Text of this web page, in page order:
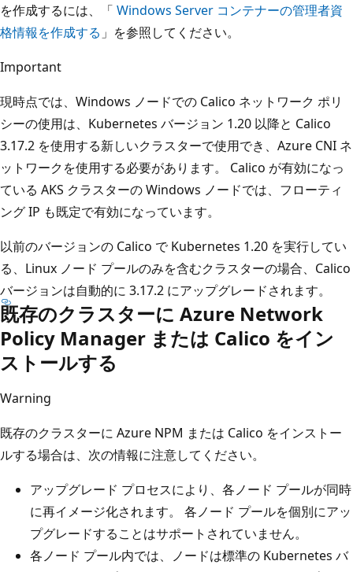
を作成するには、「 Windows Server コンテナーの管理者資
格情報を作成する 」を参照してください。
Important
現時点では、Windows ノードでの Calico ネットワーク ポリ
シーの使用は、Kubernetes バージョン 1.20 以降と Calico
3.17.2 を使用する新しいクラスターで使用でき、Azure CNI ネ
ットワークを使用する必要があります。 Calico が有効になっ
ている AKS クラスターの Windows ノードでは、フローティ
ング IP も既定で有効になっています。
以前のバージョンの Calico で Kubernetes 1.20 を実行してい
る、Linux ノード プールのみを含むクラスターの場合、Calico
バージョンは自動的に 3.17.2 にアップグレードされます。
既存のクラスターに Azure Network
Policy Manager または Calico をイン
ストールする
Warning
既存のクラスターに Azure NPM または Calico をインストー
ルする場合は、次の情報に注意してください。
アップグレード プロセスにより、各ノード プールが同時
に再イメージ化されます。 各ノード プールを個別にアッ
プグレードすることはサポートされていません。
各ノード プール内では、ノードは標準の Kubernetes バ